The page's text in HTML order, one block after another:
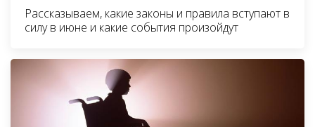
Рассказываем, какие законы и правила вступают в
силу в июне и какие события произойдут